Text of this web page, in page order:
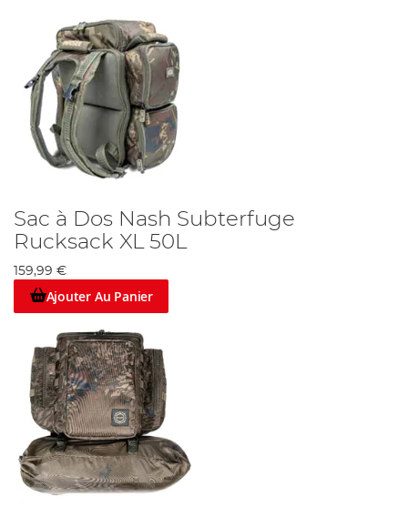
Sac à Dos Nash Subterfuge
Rucksack XL 50L
159,99 €
Ajouter Au Panier